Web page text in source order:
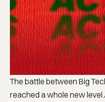
The battle between Big
reached a whole new